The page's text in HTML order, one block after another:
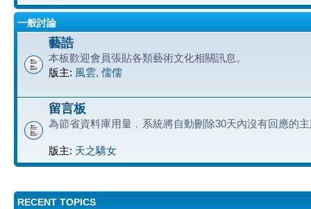
一般討論
藝誥
本板歡迎會員張貼各類藝術文化相關訊息。
版主: 風雲, 儒儒
留言板
為節省資料庫用量﹐系統將自動刪除30天內沒有回應的
版主: 天之驕女
RECENT TOPICS